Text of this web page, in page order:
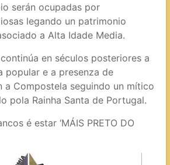
serán ocupadas por
legando un patrimonio
a Alta Idade Media.
en séculos posteriores a
popular e a presenza de
a Compostela seguindo un mítico
pola Rainha Santa de Portugal.
é estar ‘MÁIS PRETO DO